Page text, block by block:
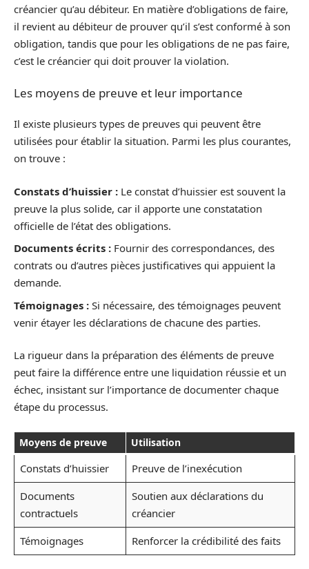
créancier qu’au débiteur. En matière d’obligations de faire,
il revient au débiteur de prouver qu’il s’est conformé à son
obligation, tandis que pour les obligations de ne pas faire,
c’est le créancier qui doit prouver la violation.
Les moyens de preuve et leur importance
Il existe plusieurs types de preuves qui peuvent être
utilisées pour établir la situation. Parmi les plus courantes,
on trouve :
Constats d’huissier : Le constat d’huissier est souvent la
preuve la plus solide, car il apporte une constatation
officielle de l’état des obligations.
Documents écrits : Fournir des correspondances, des
contrats ou d’autres pièces justificatives qui appuient la
demande.
Témoignages : Si nécessaire, des témoignages peuvent
venir étayer les déclarations de chacune des parties.
La rigueur dans la préparation des éléments de preuve
peut faire la différence entre une liquidation réussie et un
échec, insistant sur l’importance de documenter chaque
étape du processus.
Moyens de preuve Utilisation
Constats d’huissier
Preuve de l’inexécution
Documents
contractuels
Soutien aux déclarations du
créancier
Témoignages
Renforcer la crédibilité des faits